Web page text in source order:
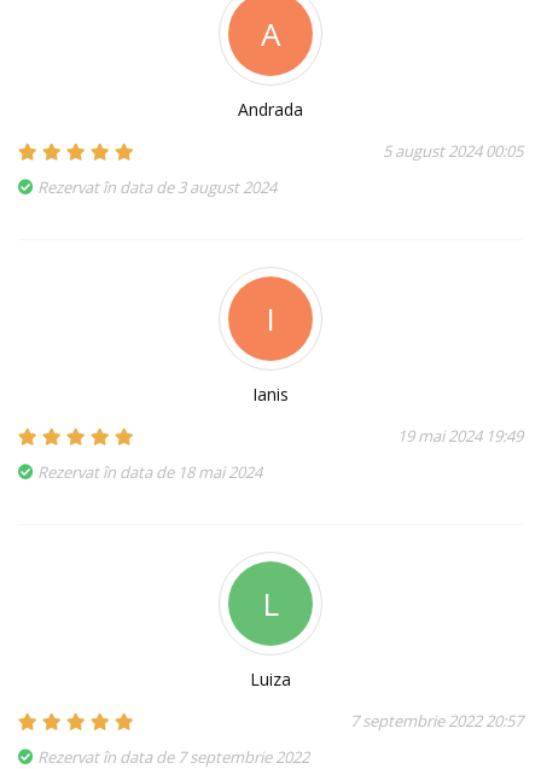
A
Andrada
5 august 2024 00:05
Rezervat în data de 3 august 2024
I
Ianis
19 mai 2024 19:49
Rezervat în data de 18 mai 2024
L
Luiza
7 septembrie 2022 20:57
Rezervat în data de 7 septembrie 2022